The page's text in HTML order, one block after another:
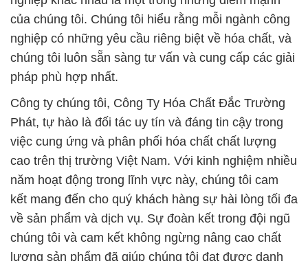
Công ty chúng tôi, Công Ty Hóa Chất Đắc Trường
Phát, tự hào là đối tác uy tín và đáng tin cậy trong
việc cung ứng và phân phối hóa chất chất lượng
cao trên thị trường Việt Nam. Với kinh nghiệm nhiều
năm hoạt động trong lĩnh vực này, chúng tôi cam
kết mang đến cho quý khách hàng sự hài lòng tối đa
về sản phẩm và dịch vụ. Sự đoàn kết trong đội ngũ
chúng tôi và cam kết không ngừng nâng cao chất
lượng sản phẩm đã giúp chúng tôi đạt được danh
tiếng mạnh mẽ trong ngành công nghiệp hóa chất.
Với sứ mệnh làm cho môi trường sống và sản xuất
trở nên an toàn và bền vững hơn, Công Ty Hóa
Chất Đắc Trường Phát sẽ tiếp tục nỗ lực không